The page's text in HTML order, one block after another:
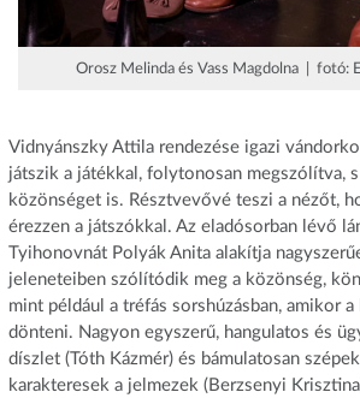
Orosz Melinda és Vass Magdolna | fotó:
Vidnyánszky Attila rendezése igazi
játszik a játékkal, folytonosan megszólítva,
közönséget is. Résztvevővé teszi a nézőt,
érezzen a játszókkal. Az eladósorban lévő
Tyihonovnát Polyák Anita alakítja
jeleneteiben szólítódik meg a közönség,
mint például a tréfás sorshúzásban, amikor
dönteni. Nagyon egyszerű, hangulatos és
díszlet (Tóth Kázmér) és bámulatosan
karakteresek a jelmezek (Berzsenyi